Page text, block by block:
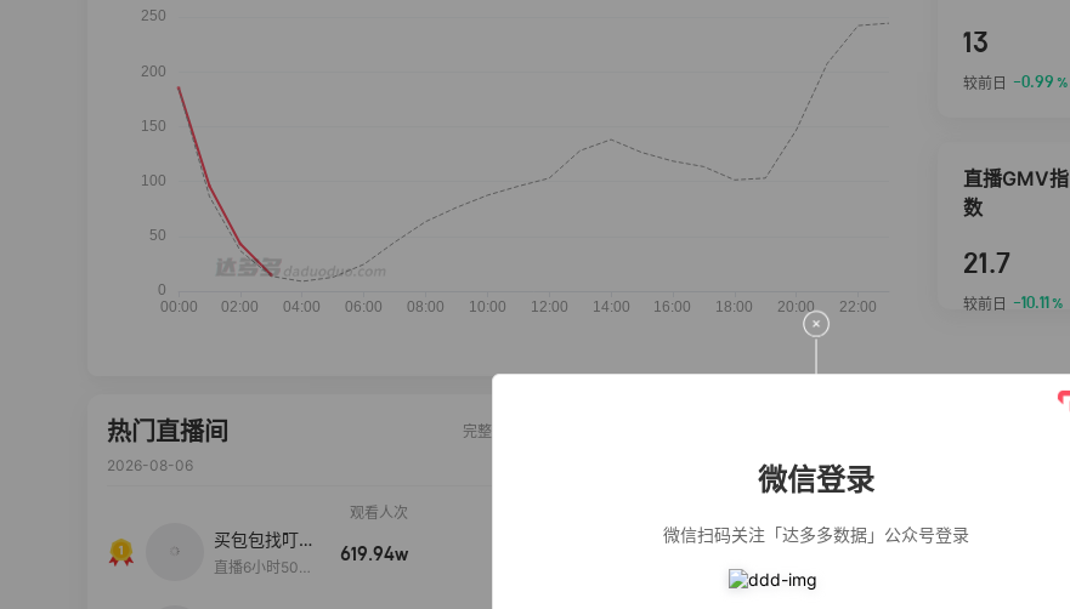
微信登录
微信扫码关注「达多多数据」公众号登录
13
较前日 -0.99 %
直播GMV指
数
21.7
较前日 -10.11 %
热门直播间
完整榜单
2026-08-06
观看人次
买包包找叮
当,一折购！
直播6小时50分
619.94w
【净浮生】油污
重油污去油王污